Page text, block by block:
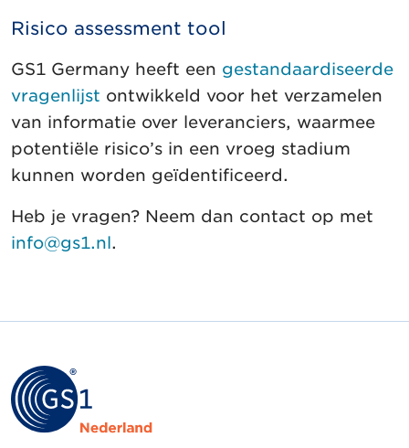
Risico assessment tool
GS1 Germany heeft een gestandaardiseerde
vragenlijst ontwikkeld voor het verzamelen
van informatie over leveranciers, waarmee
potentiële risico’s in een vroeg stadium
kunnen worden geïdentificeerd.
Heb je vragen? Neem dan contact op met
info@gs1.nl.